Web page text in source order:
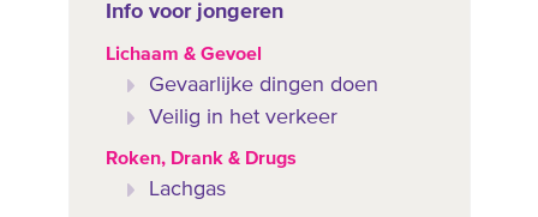
Info voor jongeren
Lichaam & Gevoel
Gevaarlijke dingen doen
Veilig in het verkeer
Roken, Drank & Drugs
Lachgas